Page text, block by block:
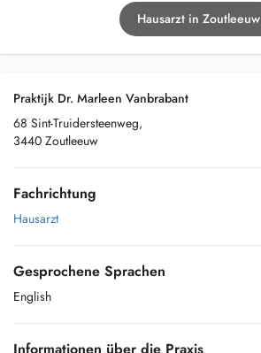
Hausarzt in Zoutleeuw
Praktijk Dr. Marleen Vanbrabant
68 Sint-Truidersteenweg,
3440 Zoutleeuw
Fachrichtung
Hausarzt
Gesprochene Sprachen
English